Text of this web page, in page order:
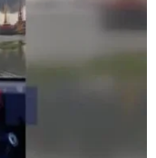
ngay dưới
trở thành dự án
thoát, lãng
Vietnam+)